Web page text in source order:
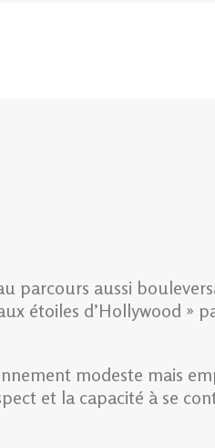
parcours aussi
étoiles d’Hollywood »
modeste mais
et la capacité à se